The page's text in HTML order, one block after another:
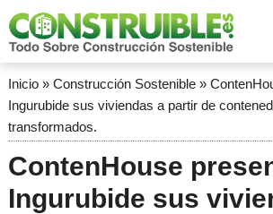
Inicio» Construcción Sostenible»
Ingurubide sus viviendas a partir de
transformados.
ContenHouse
Ingurubide sus